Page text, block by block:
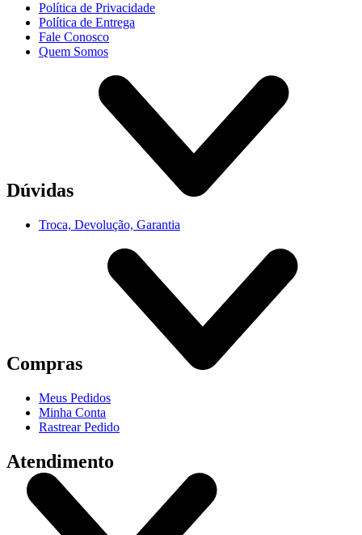
Política de Privacidade
Política de Entrega
Fale Conosco
Quem Somos
Dúvidas
Troca, Devolução, Garantia
Compras
Meus Pedidos
Minha Conta
Rastrear Pedido
Atendimento